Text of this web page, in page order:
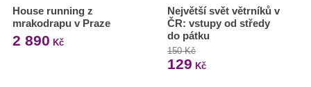
House running z
mrakodrapu v Praze
2 890 Kč
Největší svět větrníků v
ČR: vstupy od středy
do pátku
150 Kč
129 Kč